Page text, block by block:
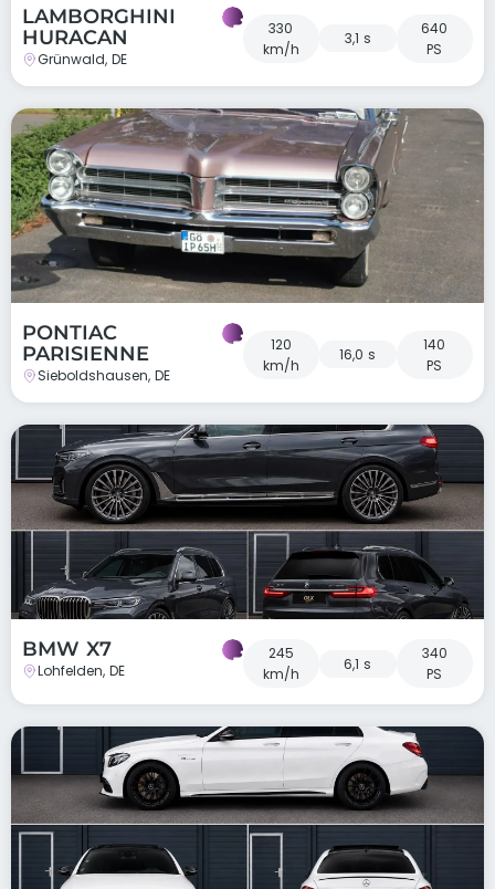
LAMBORGHINI
HURACAN
Grünwald, DE
330
km/h
3,1 s
640
PS
PONTIAC
PARISIENNE
Sieboldshausen, DE
120
km/h
16,0 s
140
PS
BMW X7
Lohfelden, DE
245
km/h
6,1 s
340
PS